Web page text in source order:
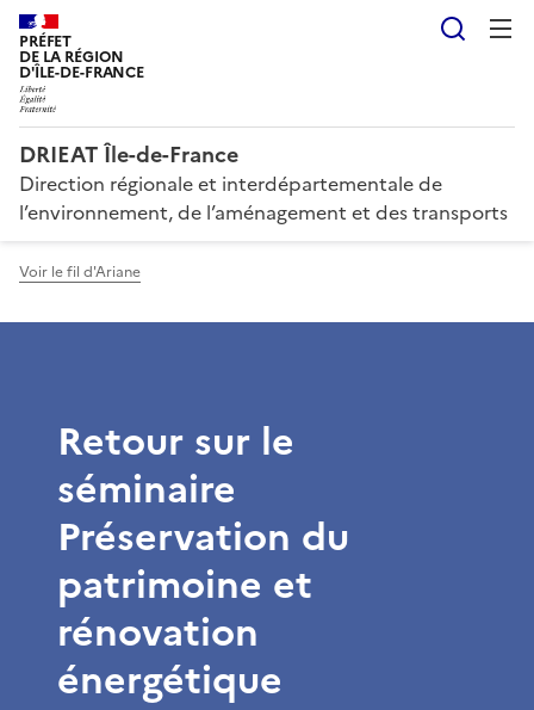
PRÉFET
DE LA RÉGION
D'ÎLE-DE-FRANCE
DRIEAT Île-de-France
Direction régionale et interdépartementale de
l’environnement, de l’aménagement et des transports
Voir le fil d'Ariane
Retour sur le
séminaire
Préservation du
patrimoine et
rénovation
énergétique